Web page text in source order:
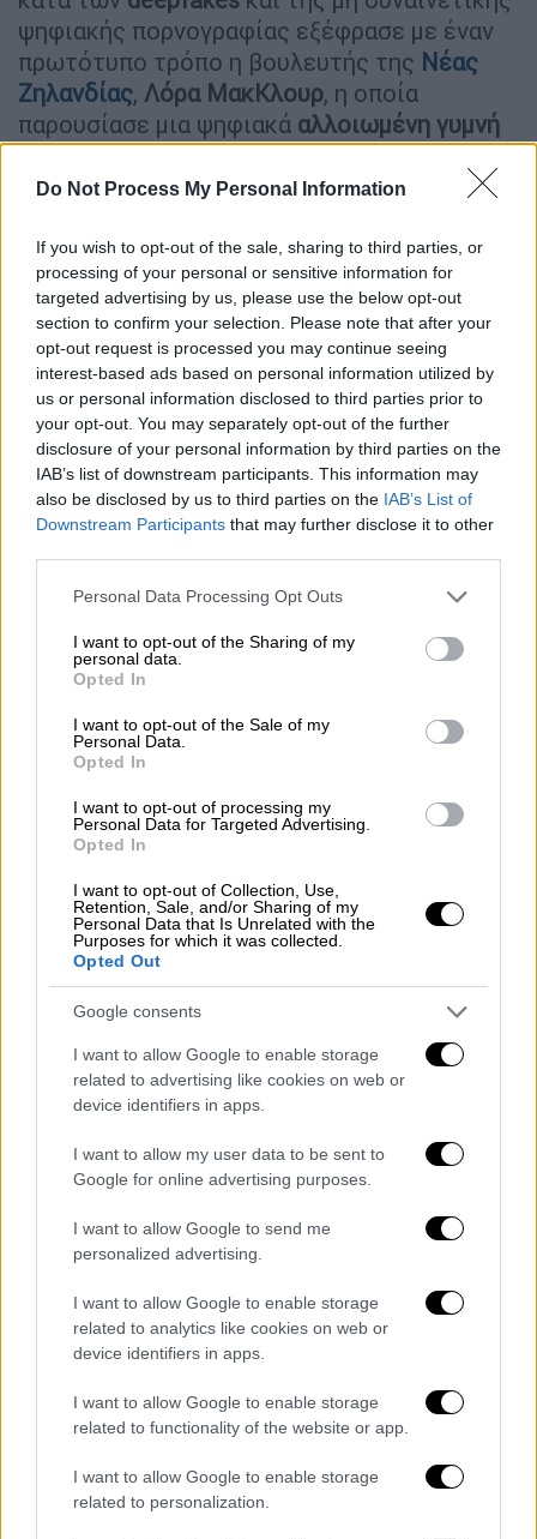
Do Not Process My Personal Information
If you wish to opt-out of the sale, sharing to third parties, or
processing of your personal or sensitive information for
targeted advertising by us, please use the below opt-out
section to confirm your selection. Please note that after your
opt-out request is processed you may continue seeing
interest-based ads based on personal information utilized by
us or personal information disclosed to third parties prior to
your opt-out. You may separately opt-out of the further
disclosure of your personal information by third parties on the
IAB’s list of downstream participants. This information may
also be disclosed by us to third parties on the IAB’s List of
Downstream Participants that may further disclose it to other
Please note that this website/app uses one or more Google
not limited to your visit or usage behaviour. You may click to
grant or deny consent to Google and its third-party tags to
use your data for below specified purposes in below Google
consent section.
Personal Data Processing Opt Outs
I want to opt-out of the Sharing of my
personal data.
Opted In
I want to opt-out of the Sale of my
Personal Data.
Opted In
I want to opt-out of processing my
Personal Data for Targeted Advertising.
Opted In
I want to opt-out of Collection, Use,
Retention, Sale, and/or Sharing of my
Personal Data that Is Unrelated with the
Purposes for which it was collected.
Opted Out
Google consents
I want to allow Google to enable storage
related to advertising like cookies on web or
device identifiers in apps.
I want to allow my user data to be sent to
Google for online advertising purposes.
I want to allow Google to send me
personalized advertising.
I want to allow Google to enable storage
related to analytics like cookies on web or
device identifiers in apps.
I want to allow Google to enable storage
related to functionality of the website or app.
I want to allow Google to enable storage
related to personalization.
ψηφιακής πορνογραφίας εξέφρασε με έναν
πρωτότυπο τρόπο η βουλευτής της Νέας
Ζηλανδίας, Λόρα ΜακΚλουρ, η οποία
παρουσίασε μια ψηφιακά αλλοιωμένη γυμνή
φωτογραφίατης μέσα στο κοινοβούλιο της
χώρας.
ΔΙΑΒΑΣΤΕ ΕΠΙΣΗΣ
Τεχνολογία|27.07.2024 03:00
Πώς θα θωρακίσετε τα τηλέφωνά
σας από απάτες με deepfake
Η γυμνή φωτογραφία και οι ποινές
Όπως ήταν λογικό, η εικόνα
αισθάνθηκε αηδία, ενώ δήλωσε
τρομοκρατημένηστη σκέψη και μόνο να την
κρατάει, παρότι
δεν απεικόνιζε πραγματικά
το σώμα της
ΜακΚλουρτόνισε ότι δημιούργησε την
εικόνα σε λίγα λεπτά, με εργαλεία που
υπάρχουν σεπολλές ιστοσελίδες
που
επιτρέπουν την παραγωγή
deepfake
εύκολα μπορεί να γίνει κάτι τέτοιο,
προσπαθώντας να αναδείξει την ανάγκη
αυστηροποίησης των ποινών, προκειμένου
να προστατευτούν τα θύματα.
«Για τα θύματα,είναι εξευτελιστικό και
καταστροφικό. Δεν είναι διασκέδαση, είναι
κακοποίηση», υπογράμμισε η βουλευτής.
Μάλιστα, πρότεινε να επεκταθεί το
υπάρχουν νομικό πλαίσιο για την εκδικητική
παραγωγή και η διανομήdeepfakes
χωρίς
συναίνεση. Άλλωστε, τα στοιχεία που
παρουσίασε δείχνουν ότι το 95% των
deepfakes βίντεο στο διαδίκτυο είναι
πορνογραφικά και στο 90% των
περιπτώσεων στόχος είναι οι γυναίκες.
Νέα Ζηλανδίαέχει ξεκινήσει μεγάλη
συζήτηση μετά την ομιλία τηςΜακΚλουρ
οποία έγινε στα μέσα Μαΐου, με τους